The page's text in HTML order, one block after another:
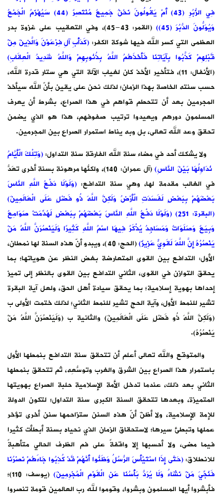
فِي الزُّبُرِ (43) أَمْ يَقُولُونَ نَحْنُ جَمِيعٌ مُنْتَصِرٌ (44) سَيُهْزَمُ الْجَمْعُ
وفي التعقيب على غزوة بدر
آلِ فِرْعَوْنَ وَالَّذِينَ مِنْ
شَدِيدُ الْعِقَابِ)
التي هي ستار قدرة الله،
بأنّ الله سيأخذ
بشرط أن يعرف
هذا هو الذي يضمن
بين المجرمين.
(وَتِلْكَ الْأَيَّامُ
ولكنّها مرهونة بسنة أخرى تُعَدُّ
دَفْعُ اللَّهِ النَّاسَ
عَلَى الْعَالَمِينَ)
بِبَعْضٍ لَهُدِّمَتْ صَوَامِعُ
وَلَيَنْصُرَنَّ اللَّهُ مَنْ
أنّ هذه السنة لها نمطان،
عن هوياتها؛ بما
بالنظر إلى تميز
ولعل آية البقرة
لذلك ختمت الأولى ب
(وَلَيَنْصُرَنَّ اللَّهُ مَنْ
بنمطها الأول
ثم تتحقق بنمطها
الصراع بهويتها
لتكون الدولة
سنن أخرى تؤخر
بسنة أبطأت كثيرا
الحالي متأهبةً
كُذِبُوا جَاءَهُمْ نَصْرُنَا
(يوسف: 110)؛
قومة تنصروا